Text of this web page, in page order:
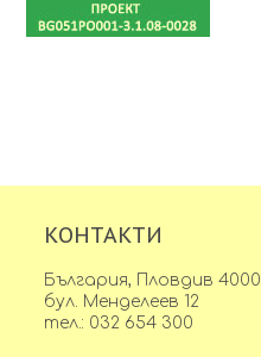
КОНТАКТИ
България, Пловдив 4000
бул. Менделеев 12
тел.: 032 654 300